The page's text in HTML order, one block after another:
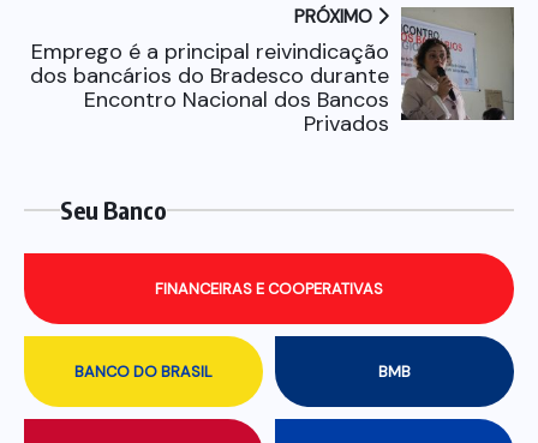
PRÓXIMO
Emprego é a principal reivindicação
dos bancários do Bradesco durante
Encontro Nacional dos Bancos
Privados
Seu Banco
BANCO DO BRASIL BMB
FINANCEIRAS E COOPERATIVAS